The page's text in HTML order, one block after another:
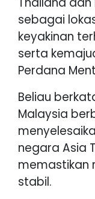
sebagai
keyakinan
serta
Perdana
Beliau
Malaysia
negara Asia
memastikan
stabil.